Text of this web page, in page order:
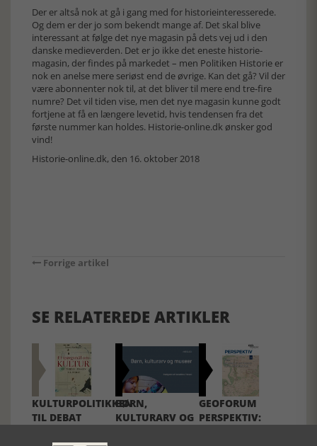
Der er altså nok at gå i gang med for historieinteresserede.
Og dem er der jo som bekendt mange af. Det skal blive
interessant at følge det nye magasin på dets vej ud i den
danske medieverden. Det er jo ikke det eneste historie-
magasin, der findes på markedet – men Politiken Historie er
nok en anelse mere seriøst end de øvrige. Kan det gå? Vil der
være abonnenter nok til, at det bliver til mere end tre-fire
numre? Det vil tiden vise, men det nye magasin kunne godt
fortjene at få en længere levetid, hvis tendensen fra det
første nummer kan holdes. Historie-online.dk ønsker god
vind!
Historie-online.dk, den 16. oktober 2018
Forrige artikel
SE RELATEREDE ARTIKLER
KULTURPOLITIKKEN
TIL DEBAT
BØRN,
KULTURARV OG
GEOFORUM
PERSPEKTIV: